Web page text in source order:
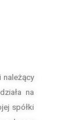
na
spółki